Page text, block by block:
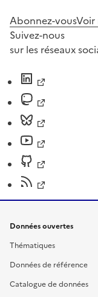
Abonnez-vousVoir
Suivez-nous
sur les réseaux
Données ouvertes
Thématiques
Données de référence
Catalogue de données